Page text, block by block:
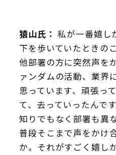
猿山氏： 私が一番嬉し
下を歩いていたときの
他部署の方に突然声を
ァンダムの活動、業界
思っています、頑張っ
て、去っていったんで
知りでもなく部署も異
普段そこまで声をかけ
か。それがすごく嬉し